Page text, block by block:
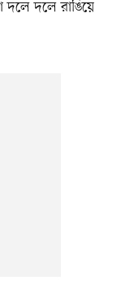
দলে দলে রাঙিয়ে